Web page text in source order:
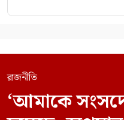
রাজনীতি
‘আমাকে